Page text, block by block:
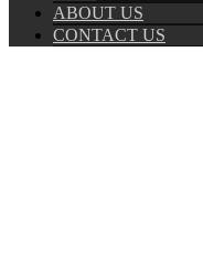
ABOUT US
CONTACT US